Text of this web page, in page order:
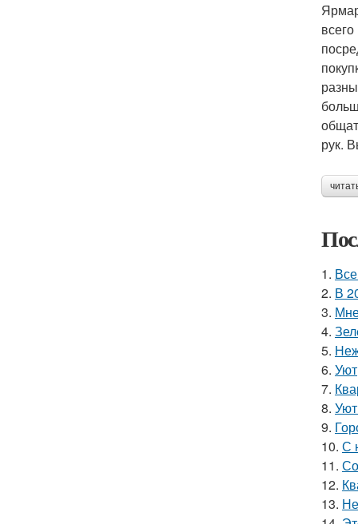
рук.
1.
2. В
3.
4.
5.
6.
7.
8.
9.
10. С
11.
12.
13.